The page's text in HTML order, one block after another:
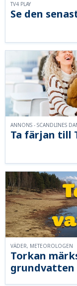
Se den
TV4 PLAY
Ta färjan till
ANNONS - SCANDLINES
Torkan
grundvatten
VÄDER, METEOROLOGEN